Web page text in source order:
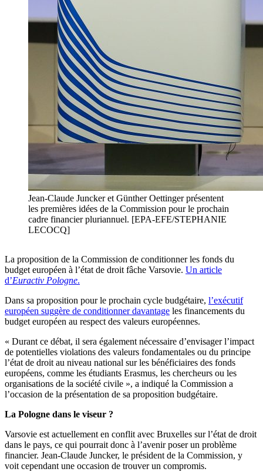
Jean-Claude Juncker et Günther Oettinger présentent
les premières idées de la Commission pour le prochain
cadre financier pluriannuel. [EPA-EFE/STEPHANIE
LECOCQ]
La proposition de la Commission de conditionner les fonds du
budget européen à l’état de droit fâche Varsovie. Un article
d’Euractiv Pologne.
Dans sa proposition pour le prochain cycle budgétaire, l’exécutif
européen suggère de conditionner davantage les financements du
budget européen au respect des valeurs européennes.
« Durant ce débat, il sera également nécessaire d’envisager l’impact
de potentielles violations des valeurs fondamentales ou du principe
l’état de droit au niveau national sur les bénéficiaires des fonds
européens, comme les étudiants Erasmus, les chercheurs ou les
organisations de la société civile », a indiqué la Commission a
l’occasion de la présentation de sa proposition budgétaire.
La Pologne dans le viseur ?
Varsovie est actuellement en conflit avec Bruxelles sur l’état de droit
dans le pays, ce qui pourrait donc à l’avenir poser un problème
financier. Jean-Claude Juncker, le président de la Commission, y
voit cependant une occasion de trouver un compromis.